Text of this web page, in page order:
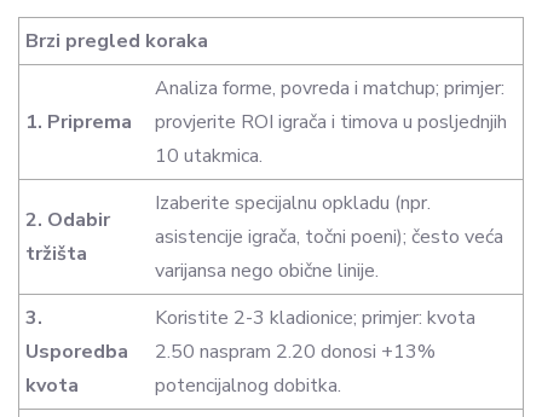
Brzi pregled koraka
1. Priprema
Analiza forme, povreda i matchup; primjer:
provjerite ROI igrača i timova u posljednjih
10 utakmica.
2. Odabir
tržišta
Izaberite specijalnu opkladu (npr.
asistencije igrača, točni poeni); često veća
varijansa nego obične linije.
3.
Usporedba
kvota
Koristite 2-3 kladionice; primjer: kvota
2.50 naspram 2.20 donosi +13%
potencijalnog dobitka.